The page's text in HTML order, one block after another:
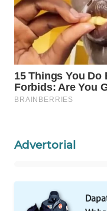
Advertorial
WAHANA
Wahana
Network
KONSUMEN
LISTRIK
ID